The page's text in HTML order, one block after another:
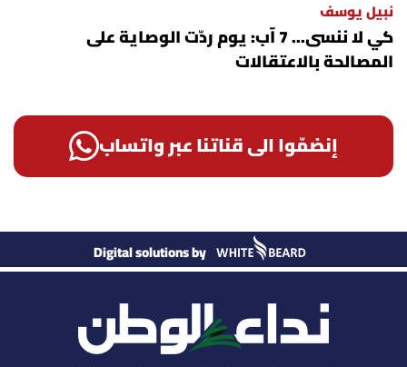
نبيل يوسف
كي لا ننسى... 7 آب: يوم ردّت الوصاية على
المصالحة بالاعتقالات
إنضمّوا الى قناتنا عبر واتساب
Digital solutions by